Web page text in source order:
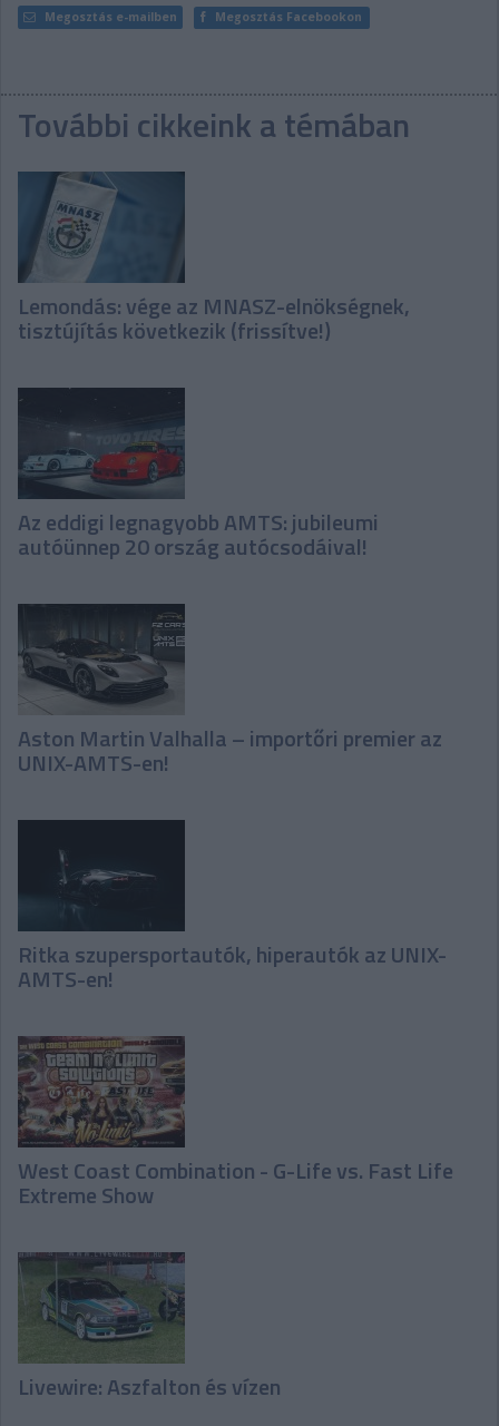
Megosztás e-mailben Megosztás Facebookon
További cikkeink a témában
Lemondás: vége az MNASZ-elnökségnek,
tisztújítás következik (frissítve!)
Az eddigi legnagyobb AMTS: jubileumi
autóünnep 20 ország autócsodáival!
Aston Martin Valhalla – importőri premier az
UNIX-AMTS-en!
Ritka szupersportautók, hiperautók az UNIX-
AMTS-en!
West Coast Combination - G-Life vs. Fast Life
Extreme Show
Livewire: Aszfalton és vízen